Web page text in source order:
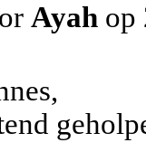
Ayah op